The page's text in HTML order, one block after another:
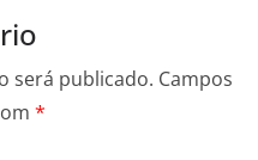
será publicado. Campos
*